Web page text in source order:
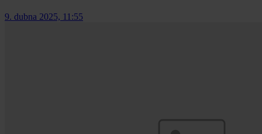
9. dubna 2025, 11:55